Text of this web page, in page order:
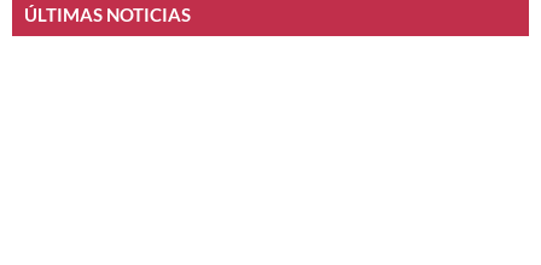
ÚLTIMAS NOTICIAS